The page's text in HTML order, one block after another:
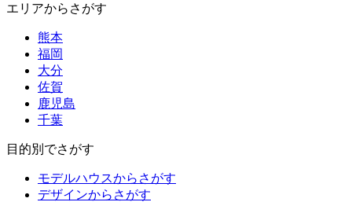
エリアからさがす
熊本
福岡
大分
佐賀
鹿児島
千葉
目的別でさがす
モデルハウスからさがす
デザインからさがす